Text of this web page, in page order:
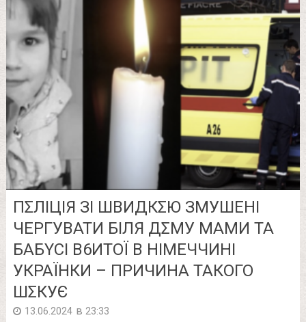
ПΣЛІЦІЯ ЗІ ШВИДКΣЮ ЗМУШЕНІ
ЧЕРГУВАТИ БIЛЯ ДΣМУ МAМИ ТА
БAБYCI В6ИТОЇ В НІМЕЧЧИНІ
УКРАЇНКИ – ПРИЧИНА ТАКОГО
ШΣКУЄ
13.06.2024 в 23:33